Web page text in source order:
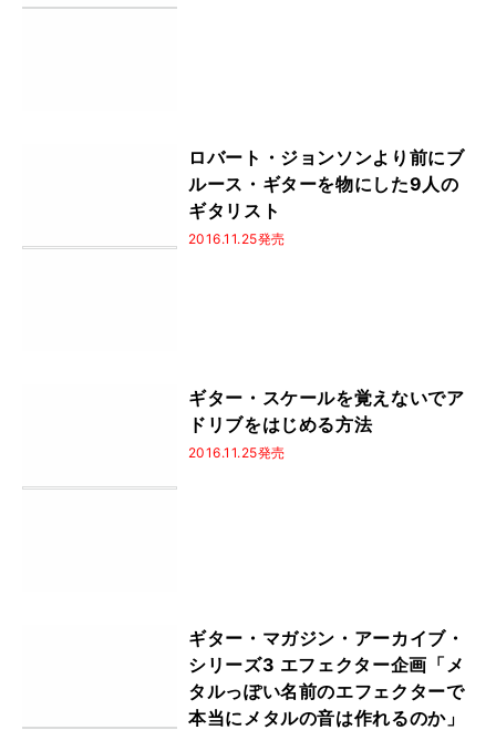
ロバート・ジョンソンより前にブ
ルース・ギターを物にした9人の
ギタリスト
2016.11.25発売
ギター・スケールを覚えないでア
ドリブをはじめる方法
2016.11.25発売
ギター・マガジン・アーカイブ・
シリーズ3 エフェクター企画「メ
タルっぽい名前のエフェクターで
本当にメタルの音は作れるのか」